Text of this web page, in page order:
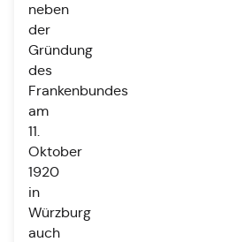
neben
der
Gründung
des
Frankenbundes
am
11.
Oktober
1920
in
Würzburg
auch